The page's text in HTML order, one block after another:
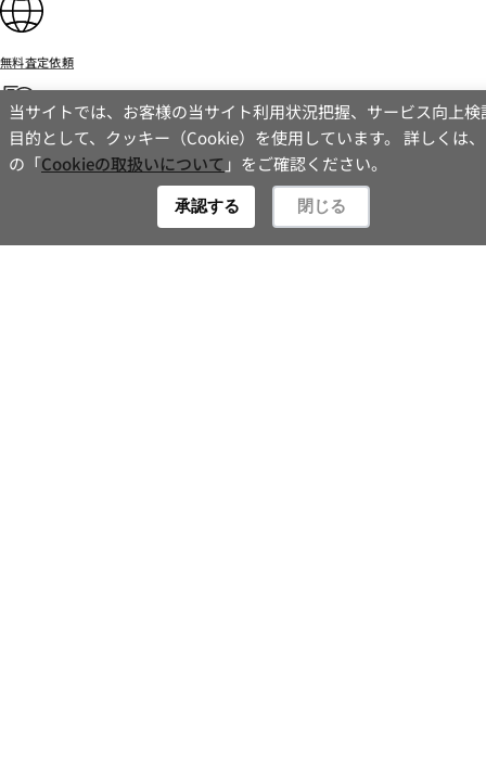
当サイトでは、お客様の当サイト利用状況把握、サービス向上検
目的として、クッキー（Cookie）を使用しています。 詳しくは
の「Cookieの取扱いについて 」をご確認ください。
承認する 閉じる
無料査定依頼
お問い合わせ